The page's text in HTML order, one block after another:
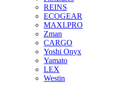
REINS
ECOGEAR
MAXI.PRO
Zman
CARGO
Yoshi Onyx
Yamato
LEX
Westin